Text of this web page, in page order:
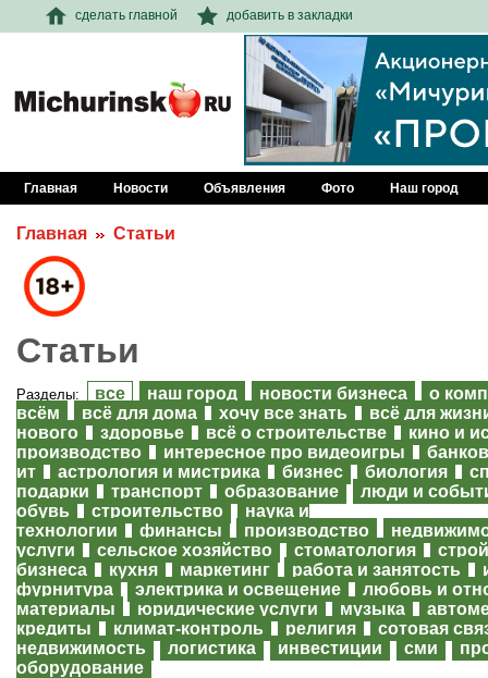
сделать главной добавить в закладки
Главная Новости Объявления Фото Наш город
Главная Статьи
Статьи
Разделы: все наш город новости бизнеса
о
всём
всё для дома хочу все знать
всё для
нового
здоровье всё о строительстве
кино и
производство
интересное про видеоигры
ит
астрология и мистрика бизнес биология
подарки
транспорт образование
люди и
обувь
строительство
наука и
технологии
финансы производство
услуги
сельское хозяйство стоматология
бизнеса
кухня маркетинг работа и занятость
фурнитура
электрика и освещение
любовь и
материалы
юридические услуги музыка
кредиты
климат-контроль религия
сотовая
недвижимость
логистика инвестиции сми
оборудование